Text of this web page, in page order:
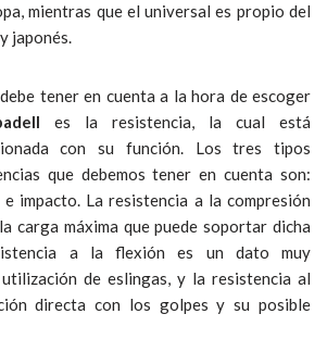
mientras que el universal es propio del
japonés.
tener en cuenta a la hora de escoger
es la resistencia, la cual está
con su función. Los tres tipos
que debemos tener en cuenta son:
impacto. La resistencia a la compresión
carga máxima que puede soportar dicha
a la flexión es un dato muy
de eslingas, y la resistencia al
directa con los golpes y su posible